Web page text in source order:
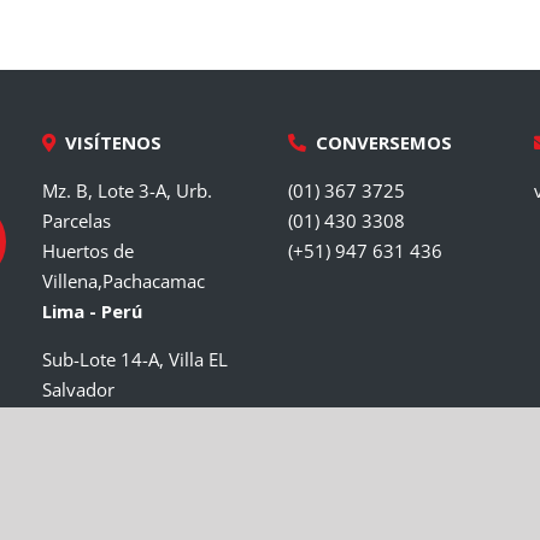
VISÍTENOS
Mz. B, Lote 3-A, Urb.
Parcelas
Huertos de
Villena,Pachacamac
Lima - Perú
Sub-Lote 14-A, Villa EL
Salvador
CONVERSEMOS
(01) 367 3725
(01) 430 3308
(+51) 947 631 436